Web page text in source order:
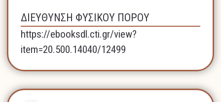
ΔΙΕΥΘΥΝΣΗ ΦΥΣΙΚΟΥ ΠΟΡΟΥ
https://ebooksdl.cti.gr/view?
item=20.500.14040/12499